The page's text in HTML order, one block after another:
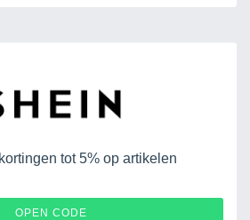
tot 5% op artikelen
OPEN CODE